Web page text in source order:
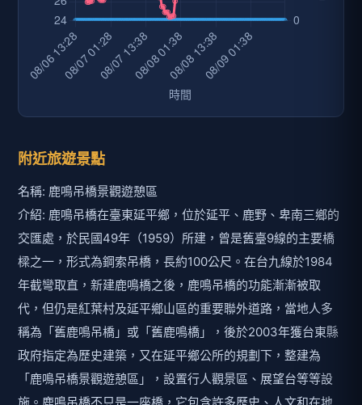
附近旅遊景點
名稱: 鹿鳴吊橋景觀遊憩區
介紹: 鹿鳴吊橋在臺東延平鄉，位於延平、鹿野、卑南三鄉的
交匯處，於民國49年（1959）所建，曾是舊臺9線的主要橋
樑之一，形式為鋼索吊橋，長約100公尺。在台九線於1984
年截彎取直，新建鹿鳴橋之後，鹿鳴吊橋的功能漸漸被取
代，但仍是紅葉村及延平鄉山區的重要聯外道路，當地人多
稱為「舊鹿鳴吊橋」或「舊鹿鳴橋」，後於2003年獲台東縣
政府指定為歷史建築，又在延平鄉公所的規劃下，整建為
「鹿鳴吊橋景觀遊憩區」，設置行人觀景區、展望台等等設
施。鹿鳴吊橋不只是一座橋，它包含許多歷史、人文和在地